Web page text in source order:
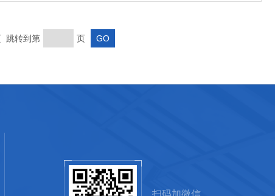
跳转到第 页
扫码加微信